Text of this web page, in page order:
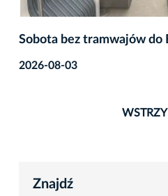
Sobota bez tramwajów do
2026-08-03
Znajdź